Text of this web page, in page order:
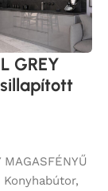
GREY
MAGASFÉNYŰ
,